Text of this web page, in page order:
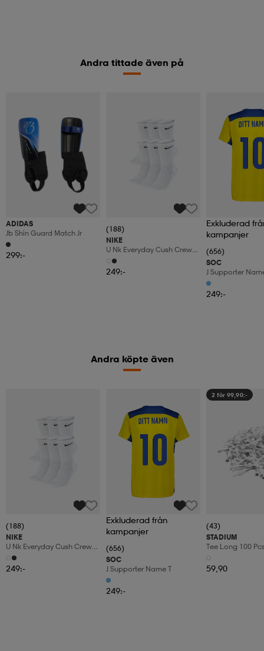
Andra tittade även på
ADIDAS
Jb Shin Guard Match Jr
299:-
(188)
NIKE
U Nk Everyday Cush Crew
6pr-Bd
249:-
Exkluderad
kampanjer
(656)
SOC
J Supporter
249:-
Andra köpte även
(188)
NIKE
U Nk Everyday Cush Crew
6pr-Bd
249:-
Exkluderad från
kampanjer
(656)
SOC
J Supporter Name T
249:-
2 för 99,90:-
(43)
STADIUM
Tee Long 100
59,90